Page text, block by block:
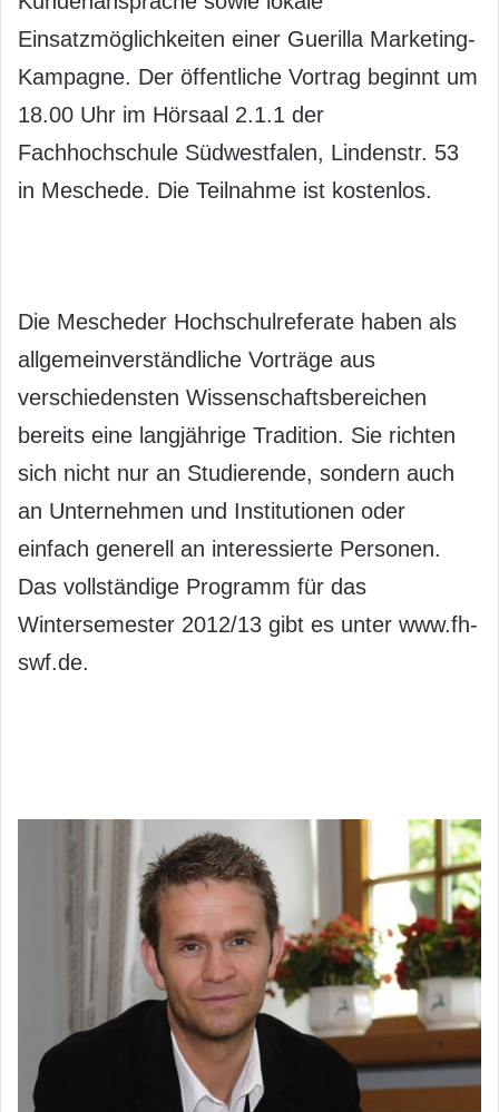
Einsatzmöglichkeiten einer Guerilla Marketing-
Kampagne. Der öffentliche Vortrag beginnt um
18.00 Uhr im Hörsaal 2.1.1 der
Fachhochschule Südwestfalen, Lindenstr. 53
in Meschede. Die Teilnahme ist kostenlos.
Die Mescheder Hochschulreferate haben als
allgemeinverständliche Vorträge aus
verschiedensten Wissenschaftsbereichen
bereits eine langjährige Tradition. Sie richten
sich nicht nur an Studierende, sondern auch
an Unternehmen und Institutionen oder
einfach generell an interessierte Personen.
Das vollständige Programm für das
Wintersemester 2012/13 gibt es unter www.fh-
swf.de.